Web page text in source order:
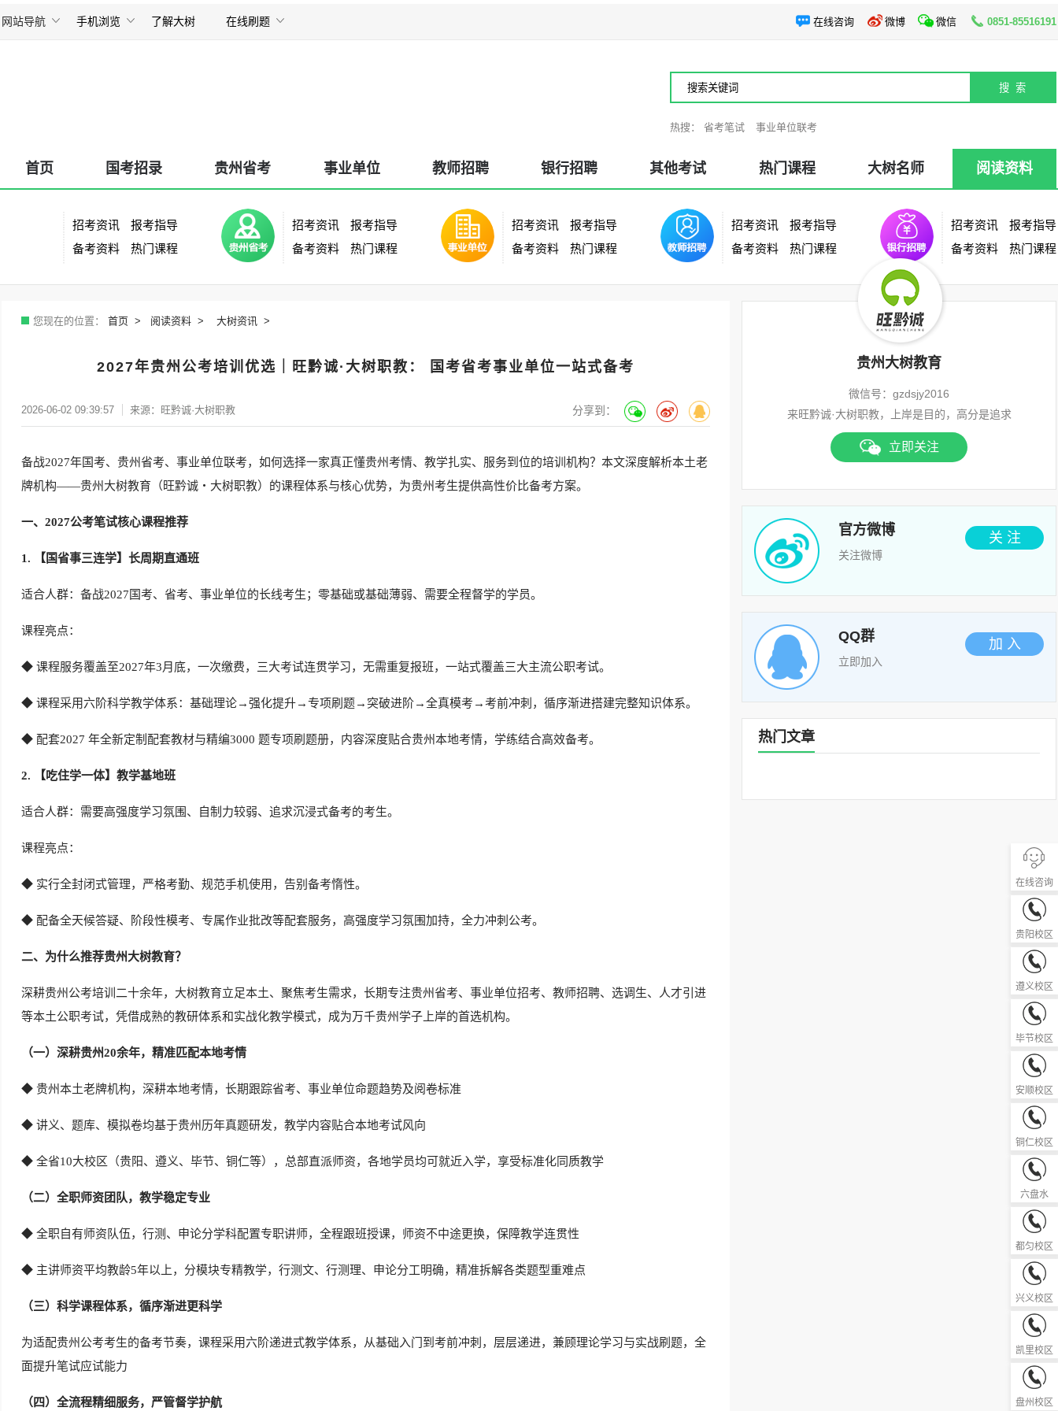
网站导航
申论老师 大树资讯
手机浏览
了解大树 在线刷题 在线咨询 微博 微信 0851-85516191
热搜： 省考笔试 事业单位联考
首页 国考招录 贵州省考 事业单位 教师招聘 银行招聘 其他考试 热门课程 大树名师 阅读资料
招考资讯
报考指导
备考资料
热门课程
招考资讯
报考指导
备考资料
热门课程
招考资讯
报考指导
备考资料
热门课程
招考资讯
报考指导
备考资料
热门课程
招考资讯
报考指导
备考资料
热门课程
您现在的位置： 首页 阅读资料 大树资讯
2027年贵州公考培训优选｜旺黔诚·大树职教： 国考省考事业单位一站式备考
2026-06-02 09:39:57 来源：旺黔诚·大树职教 分享到：
备战2027年国考、贵州省考、事业单位联考，如何选择一家真正懂贵州考情、教学扎实、服务到位的培训机构？本文深度解析本土老
牌机构——贵州大树教育（旺黔诚・大树职教）的课程体系与核心优势，为贵州考生提供高性价比备考方案。
一、2027公考笔试核心课程推荐
1. 【国省事三连学】长周期直通班
适合人群：备战2027国考、省考、事业单位的长线考生；零基础或基础薄弱、需要全程督学的学员。
课程亮点：
◆ 课程服务覆盖至2027年3月底，一次缴费，三大考试连贯学习，无需重复报班，一站式覆盖三大主流公职考试。
◆ 课程采用六阶科学教学体系：基础理论→强化提升→专项刷题→突破进阶→全真模考→考前冲刺，循序渐进搭建完整知识体系。
◆ 配套2027 年全新定制配套教材与精编3000 题专项刷题册，内容深度贴合贵州本地考情，学练结合高效备考。
2. 【吃住学一体】教学基地班
适合人群：需要高强度学习氛围、自制力较弱、追求沉浸式备考的考生。
课程亮点：
◆ 实行全封闭式管理，严格考勤、规范手机使用，告别备考惰性。
◆ 配备全天候答疑、阶段性模考、专属作业批改等配套服务，高强度学习氛围加持，全力冲刺公考。
二、为什么推荐贵州大树教育？
深耕贵州公考培训二十余年，大树教育立足本土、聚焦考生需求，长期专注贵州省考、事业单位招考、教师招聘、选调生、人才引进
等本土公职考试，凭借成熟的教研体系和实战化教学模式，成为万千贵州学子上岸的首选机构。
（一）深耕贵州20余年，精准匹配本地考情
◆ 贵州本土老牌机构，深耕本地考情，长期跟踪省考、事业单位命题趋势及阅卷标准
◆ 讲义、题库、模拟卷均基于贵州历年真题研发，教学内容贴合本地考试风向
◆ 全省10大校区（贵阳、遵义、毕节、铜仁等），总部直派师资，各地学员均可就近入学，享受标准化同质教学
（二）全职师资团队，教学稳定专业
◆ 全职自有师资队伍，行测、申论分学科配置专职讲师，全程跟班授课，师资不中途更换，保障教学连贯性
◆ 主讲师资平均教龄5年以上，分模块专精教学，行测文、行测理、申论分工明确，精准拆解各类题型重难点
（三）科学课程体系，循序渐进更科学
为适配贵州公考考生的备考节奏，课程采用六阶递进式教学体系，从基础入门到考前冲刺，层层递进，兼顾理论学习与实战刷题，全
面提升笔试应试能力
（四）全流程精细服务，严管督学护航
贵州大树教育
微信号：gzdsjy2016
来旺黔诚·大树职教，上岸是目的，高分是追求
立即关注
官方微博
关注微博
关 注
QQ群
立即加入
加 入
热门文章
在线咨询
贵阳校区
0851-
遵义校区
0851-
毕节校区
0857-
安顺校区
0851-
铜仁校区
0856-
六盘水
0858-
都匀校区
0854-
兴义校区
0859-
凯里校区
0855-
盘州校区
0858-